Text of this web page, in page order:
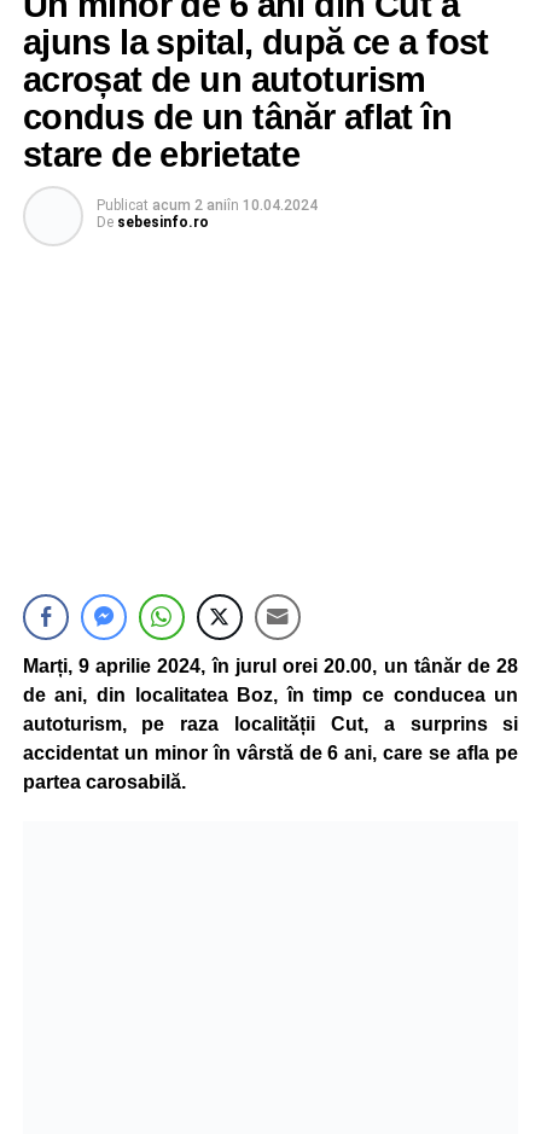
ajuns la spital, după ce a fost
acroșat de un autoturism
condus de un tânăr aflat în
stare de ebrietate
Publicat acum 2 aniîn 10.04.2024
De sebesinfo.ro
Marți, 9 aprilie 2024, în jurul orei 20.00, un tânăr de 28
de ani, din localitatea Boz, în timp ce conducea un
autoturism, pe raza localității Cut, a surprins si
accidentat un minor în vârstă de 6 ani, care se afla pe
partea carosabilă.